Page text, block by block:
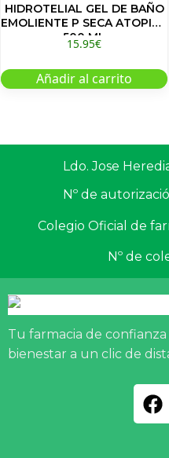
HIDROTELIAL GEL DE BAÑO
EMOLIENTE P SECA ATOPICA
500 ML
15.95€
Añadir al carrito
Ldo. Jose
Nº de
Colegio Oficial de
Nº de
Tu farmacia de
bienestar a un clic de